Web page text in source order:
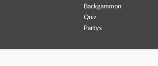
Backgammon
Quiz
Partys